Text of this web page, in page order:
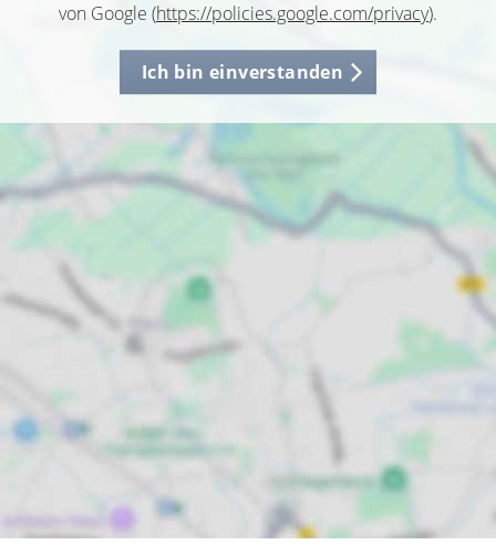
von Google (https://policies.google.com/privacy).
Ich bin einverstanden